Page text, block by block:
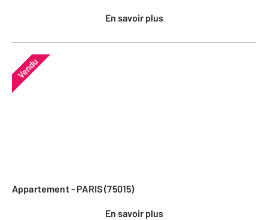
En savoir plus
Vendu
Appartement - PARIS (75015)
En savoir plus